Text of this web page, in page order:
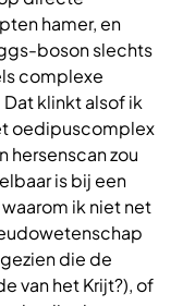
hamer, en
boson slechts
complexe
klinkt alsof ik
oedipuscomplex
hersenscan zou
is bij een
ik niet net
die de
van het Krijt?), of